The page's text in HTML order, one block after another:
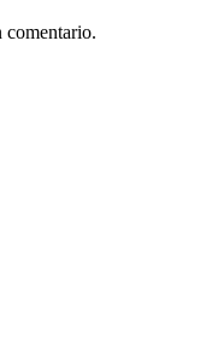
comentario.